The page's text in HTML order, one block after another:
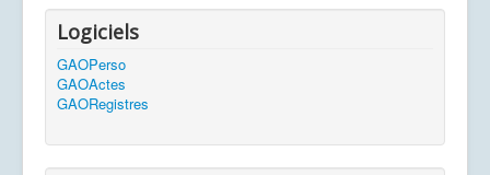
Logiciels
GAOPerso
GAOActes
GAORegistres